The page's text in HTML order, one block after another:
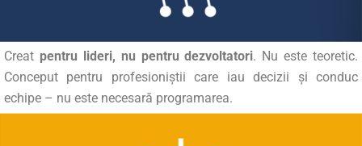
Creat pentru lideri, nu pentru dezvoltatori. Nu este teoretic.
Conceput pentru profesioniștii care iau decizii și conduc
echipe – nu este necesară programarea.